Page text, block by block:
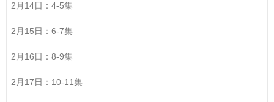
2月14日：4-5集
2月15日：6-7集
2月16日：8-9集
2月17日：10-11集